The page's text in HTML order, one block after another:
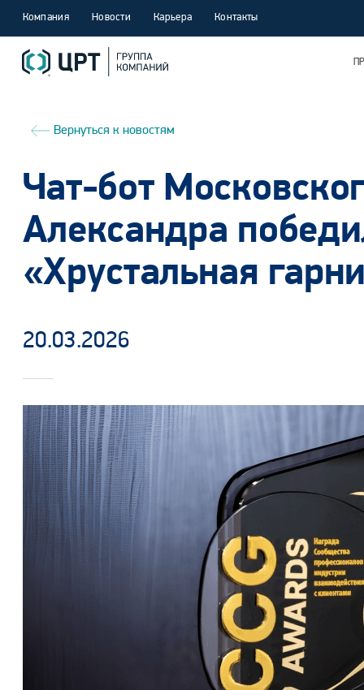
Компания Новости Карьера Контакты
Вернуться к новостям
Чат-бот
Александра
«Хрустальная
20.03.2026